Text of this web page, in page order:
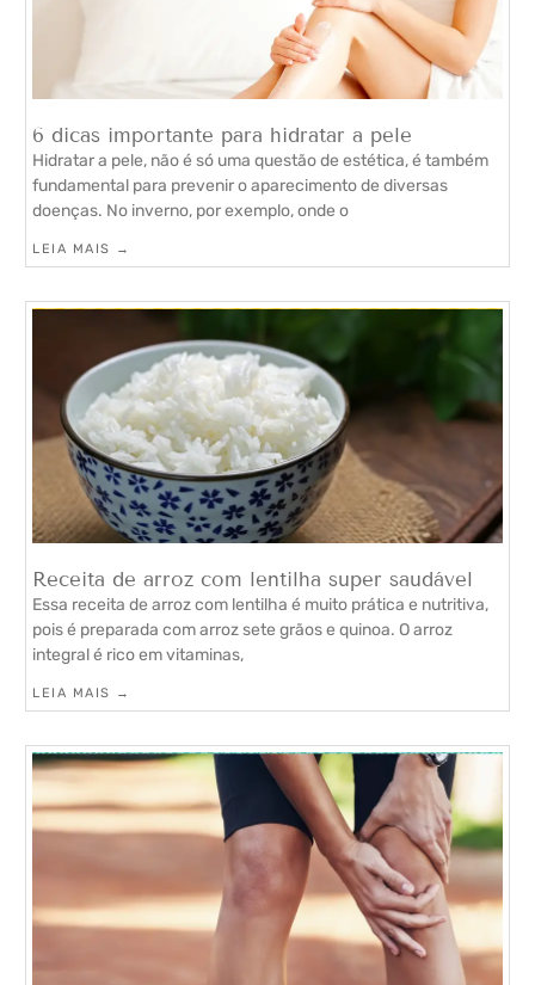
6 dicas importante para hidratar a pele
Hidratar a pele, não é só uma questão de estética, é também
fundamental para prevenir o aparecimento de diversas
doenças. No inverno, por exemplo, onde o
LEIA MAIS →
Receita de arroz com lentilha super saudável
Essa receita de arroz com lentilha é muito prática e nutritiva,
pois é preparada com arroz sete grãos e quinoa. O arroz
integral é rico em vitaminas,
LEIA MAIS →